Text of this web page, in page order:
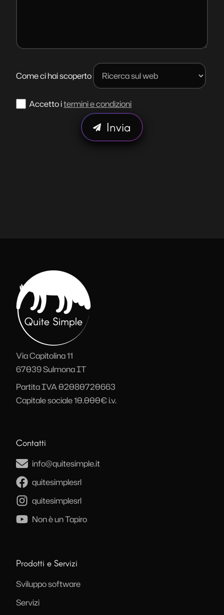
Come ci hai scoperto
Accetto itermini e condizioni
Invia
Via Capitolina 11
67039SulmonaIT
Partita IVA 02080720663
Capitale sociale 10.000€ i.v.
Contatti
info@quitesimple.it
quitesimplesrl
quitesimplesrl
Non è un Tapiro
Prodotti e Servizi
Sviluppo software
Servizi